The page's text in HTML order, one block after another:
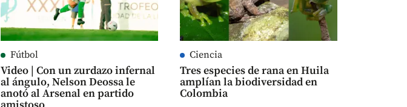
Fútbol
Video | Con un zurdazo infernal
al ángulo, Nelson Deossa le
anotó al Arsenal en partido
Ciencia
Tres especies de rana en Huila
amplían la biodiversidad en
Colombia